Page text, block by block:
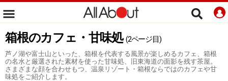
箱根のカフェ・甘味処 (2ページ目)
芦ノ湖や富士山といった、箱根を代表する風景が楽しめるカフェ、箱根
の名水と厳選された素材を使った甘味処、旧東海道の面影を残す茶屋。
さまざまな顔を合わせもつ、温泉リゾート・箱根ならではのカフェや甘
味処をご紹介します。